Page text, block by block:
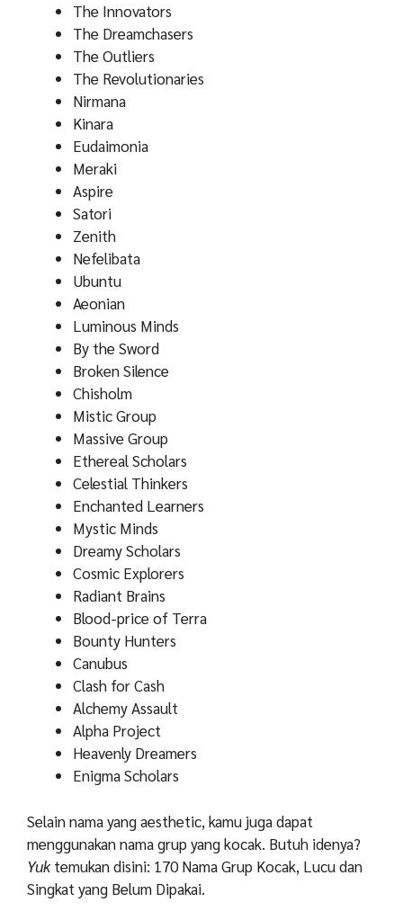
The Innovators
The Dreamchasers
The Outliers
The Revolutionaries
Nirmana
Kinara
Eudaimonia
Meraki
Aspire
Satori
Zenith
Nefelibata
Ubuntu
Aeonian
Luminous Minds
By the Sword
Broken Silence
Chisholm
Mistic Group
Massive Group
Ethereal Scholars
Celestial Thinkers
Enchanted Learners
Mystic Minds
Dreamy Scholars
Cosmic Explorers
Radiant Brains
Blood-price of Terra
Bounty Hunters
Canubus
Clash for Cash
Alchemy Assault
Alpha Project
Heavenly Dreamers
Enigma Scholars
Selain nama yang aesthetic, kamu juga dapat
menggunakan nama grup yang kocak. Butuh idenya?
Yuktemukan disini: 170 Nama Grup Kocak, Lucu dan
Singkat yang Belum Dipakai.